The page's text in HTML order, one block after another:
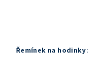
Řemínek na hodinky